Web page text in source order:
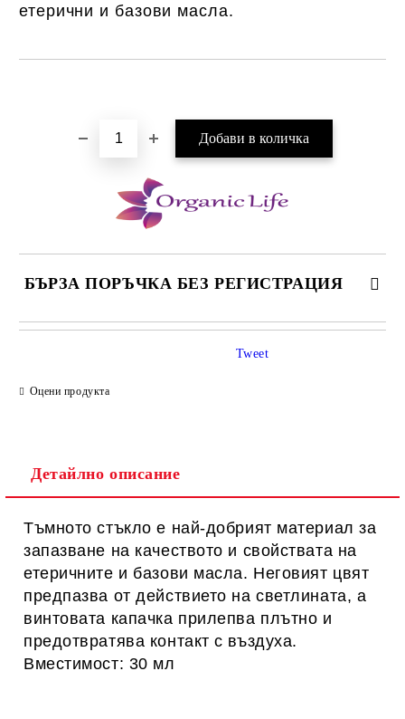
етерични и базови масла.
БЪРЗА ПОРЪЧКА БЕЗ РЕГИСТРАЦИЯ
САМО ПОПЪЛНЕТЕ 1 ПОЛЕ
Ние ще се свържем с вас в рамките на работния ден.
Оцени продукта
Tweet
Детайлно описание
Тъмното стъкло е най-добрият материал за
запазване на качеството и свойствата на
етеричните и базови масла. Неговият цвят
предпазва от действието на светлината, а
винтовата капачка прилепва плътно и
предотвратява контакт с въздуха.
Вместимост: 30 мл